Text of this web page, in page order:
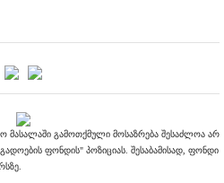
მასალაში გამოთქმული მოსაზრება შესაძლოა არ
ფონდის" პოზიციას. შესაბამისად, ფონდი